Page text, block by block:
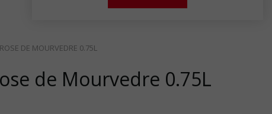
DE MOURVEDRE 0.75L
de Mourvedre 0.75L